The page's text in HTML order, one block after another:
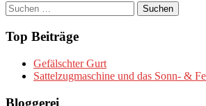
Suchen
nach:
Top Beiträge
Gefälschter Gurt
Sattelzugmaschine und das Sonn- &
Bloggerei